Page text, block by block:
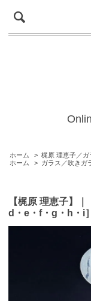
ホーム > 梶原 理恵子／ガ
ホーム
> ガラス／吹きガ
【梶原 理恵子】
d・e・f・g・h・i